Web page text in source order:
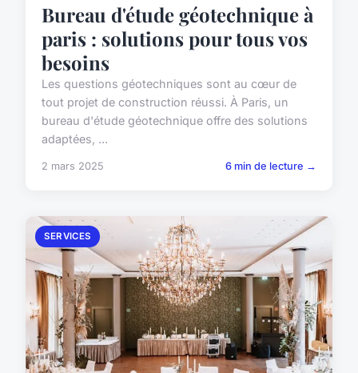
Bureau d'étude géotechnique à
paris : solutions pour tous vos
besoins
Les questions géotechniques sont au cœur de
tout projet de construction réussi. À Paris, un
bureau d'étude géotechnique offre des solutions
adaptées, ...
2 mars 2025 6 min de lecture →
SERVICES